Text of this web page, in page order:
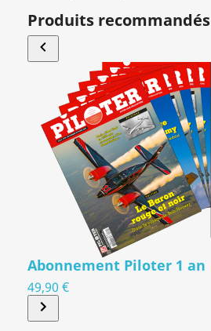
Produits recommandés
Abonnement Piloter 1 an
49,90 €